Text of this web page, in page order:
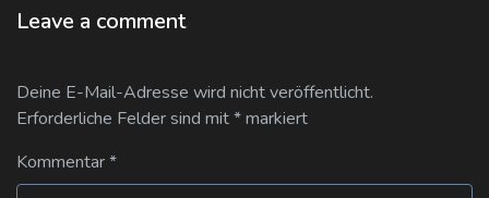
Leave a comment
Deine E-Mail-Adresse wird nicht veröffentlicht.
Erforderliche Felder sind mit*markiert
Kommentar*